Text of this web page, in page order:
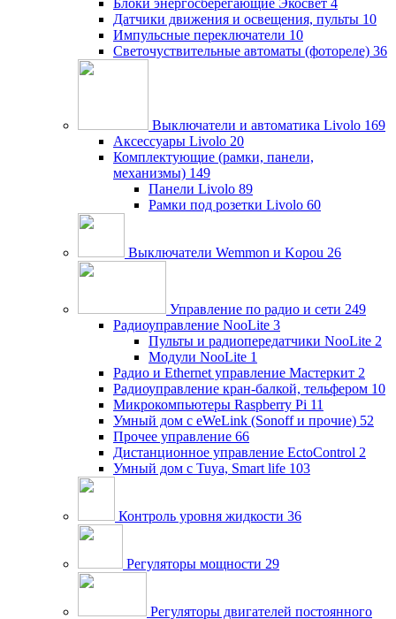
Блоки энергосберегающие Экосвет 4
Датчики движения и освещения, пульты 10
Импульсные переключатели 10
Светочуствительные автоматы (фотореле) 36
Выключатели и автоматика Livolo 169
Аксессуары Livolo 20
Комплектующие (рамки, панели,
механизмы) 149
Панели Livolo 89
Рамки под розетки Livolo 60
Выключатели Wemmon и Kopou 26
Управление по радио и сети 249
Радиоуправление NooLite 3
Пульты и радиопередатчики NooLite 2
Модули NooLite 1
Радио и Ethernet управление Мастеркит 2
Радиоуправление кран-балкой, тельфером 10
Микрокомпьютеры Raspberry Pi 11
Умный дом c eWeLink (Sonoff и прочие) 52
Прочее управление 66
Дистанционное управление EctoControl 2
Умный дом с Tuya, Smart life 103
Контроль уровня жидкости 36
Регуляторы мощности 29
Регуляторы двигателей постоянного